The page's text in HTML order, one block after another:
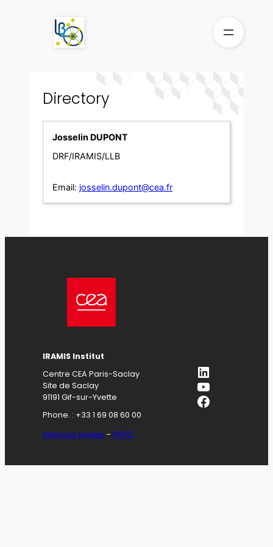
Directory
Josselin DUPONT
DRF/IRAMIS/LLB
Email: josselin.dupont@cea.fr
IRAMIS Institut
Centre CEA Paris-Saclay
Site de Saclay
91191 Gif-sur-Yvette
Phone. : +33 1 69 08 60 00
Mentions légales – RGPD
LinkedIn
YouTube
Facebook